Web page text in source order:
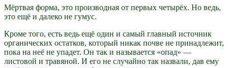
Мёртвая форма, это производная от первых четырёх. Но ведь,
это ещё и далеко не гумус.
Кроме того, есть ведь ещё один и самый главный источник
органических остатков, который никак почве не принадлежит,
пока на неё не упадет. Он так и называется «опад» —
листовой и травяной. И его не случайно так назвали, дав ему